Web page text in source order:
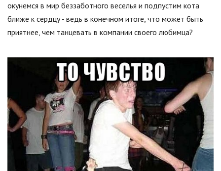
окунемся в мир беззаботного веселья и подпустим кота
ближе к сердцу - ведь в конечном итоге, что может быть
приятнее, чем танцевать в компании своего любимца?